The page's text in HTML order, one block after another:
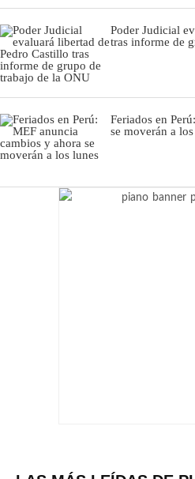
Poder Judicial
tras informe de
Feriados en
se moverán a